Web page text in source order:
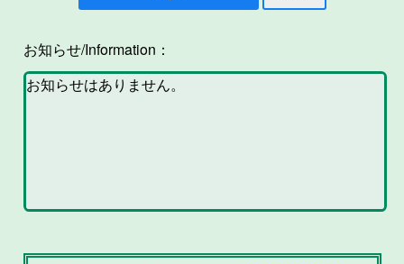
お知らせ/Information：